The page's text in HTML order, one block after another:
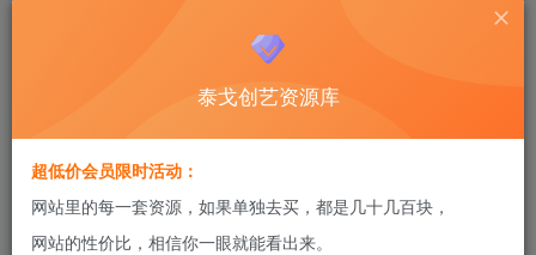
泰戈创艺资源库
超低价会员限时活动：
网站里的每一套资源，如果单独去买，都是几十几百块，
网站的性价比，相信你一眼就能看出来。